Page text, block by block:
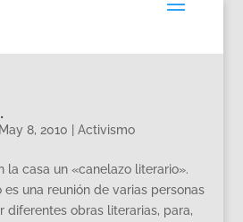
May 8, 2010 Activismo
la casa un «canelazo literario».
una reunión de varias personas
diferentes obras literarias, para,